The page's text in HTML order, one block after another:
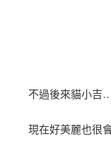
不過後來貓小
現在好美麗也很